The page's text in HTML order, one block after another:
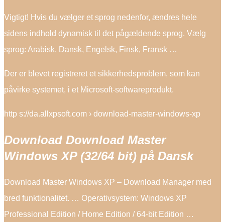
Vigtigt! Hvis du vælger et sprog nedenfor, ændres hele
sidens indhold dynamisk til det pågældende sprog. Vælg
sprog: Arabisk, Dansk, Engelsk, Finsk, Fransk …
Der er blevet registreret et sikkerhedsproblem, som kan
påvirke systemet, i et Microsoft-softwareprodukt.
http s://da.allxpsoft.com › download-master-windows-xp
Download Download Master
Windows XP (32/64 bit) på Dansk
Download Master Windows XP – Download Manager med
bred funktionalitet. … Operativsystem: Windows XP
Professional Edition / Home Edition / 64-bit Edition …